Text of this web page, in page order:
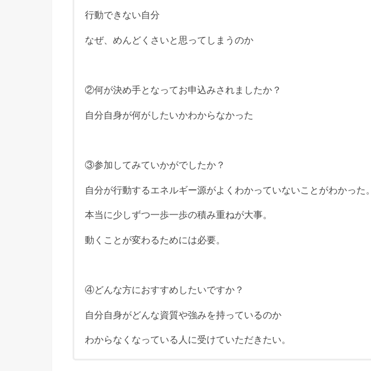
行動できない自分
なぜ、めんどくさいと思ってしまうのか
②何が決め手となってお申込みされましたか？
自分自身が何がしたいかわからなかった
③参加してみていかがでしたか？
自分が行動するエネルギー源がよくわかっていないことがわかった。
本当に少しずつ一歩一歩の積み重ねが大事。
動くことが変わるためには必要。
④どんな方におすすめしたいですか？
自分自身がどんな資質や強みを持っているのか
わからなくなっている人に受けていただきたい。